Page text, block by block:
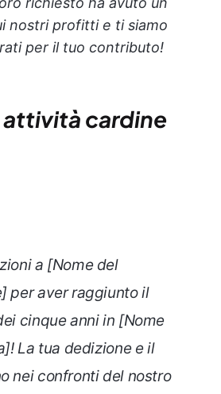
nostri profitti e ti siamo
per il tuo contributo!
attività cardine
a [Nome del
per aver raggiunto il
cinque anni in [Nome
La tua dedizione e il
nei confronti del nostro